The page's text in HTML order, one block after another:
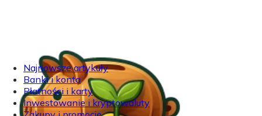
Najnowsze artykuły
Banki i konta
Płatności i karty
Inwestowanie i kryptowaluty